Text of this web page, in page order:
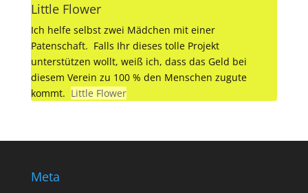
Little Flower
Ich helfe selbst zwei Mädchen mit einer
Patenschaft. Falls Ihr dieses tolle Projekt
unterstützen wollt, weiß ich, dass das Geld bei
diesem Verein zu 100 % den Menschen zugute
kommt. Little Flower
Meta